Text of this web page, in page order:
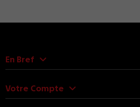
En Bref
Votre Compte